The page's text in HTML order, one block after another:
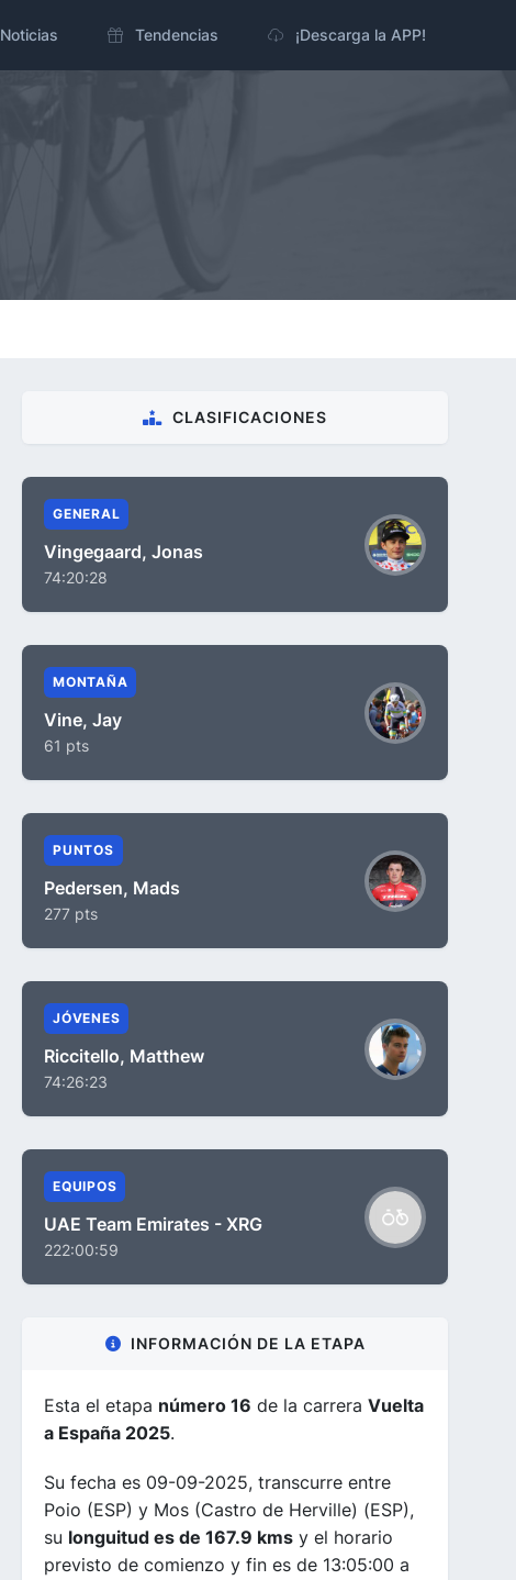
Noticias Tendencias ¡Descarga la APP!
CLASIFICACIONES
GENERAL
Vingegaard, Jonas
74:20:28
MONTAÑA
Vine, Jay
61 pts
PUNTOS
Pedersen, Mads
277 pts
JÓVENES
Riccitello, Matthew
74:26:23
EQUIPOS
UAE Team Emirates - XRG
222:00:59
INFORMACIÓN DE LA ETAPA
Esta el etapa número 16 de la carrera Vuelta
a España 2025.
Su fecha es 09-09-2025, transcurre entre
Poio (ESP) y Mos (Castro de Herville) (ESP),
su longuitud es de 167.9 kms y el horario
previsto de comienzo y fin es de 13:05:00 a